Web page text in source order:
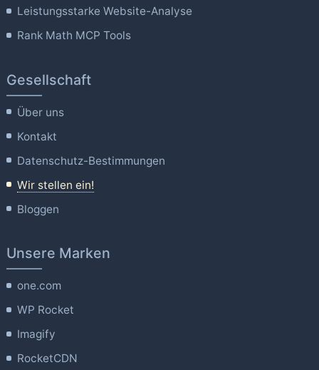
Leistungsstarke Website-Analyse
Rank Math MCP Tools
Gesellschaft
Über uns
Kontakt
Datenschutz-Bestimmungen
Wir stellen ein!
Bloggen
Unsere Marken
one.com
WP Rocket
Imagify
RocketCDN